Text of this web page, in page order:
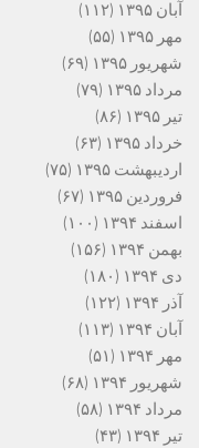
آبان ۱۳۹۵
(۱۱۲)
مهر ۱۳۹۵
(۵۵)
شهریور ۱۳۹۵
(۶۹)
مرداد ۱۳۹۵
(۷۹)
تیر ۱۳۹۵
(۸۶)
خرداد ۱۳۹۵
(۶۳)
اردیبهشت ۱۳۹۵
(۷۵)
فروردین ۱۳۹۵
(۶۷)
اسفند ۱۳۹۴
(۱۰۰)
بهمن ۱۳۹۴
(۱۵۶)
دی ۱۳۹۴
(۱۸۰)
آذر ۱۳۹۴
(۱۲۲)
آبان ۱۳۹۴
(۱۱۳)
مهر ۱۳۹۴
(۵۱)
شهریور ۱۳۹۴
(۶۸)
مرداد ۱۳۹۴
(۵۸)
تیر ۱۳۹۴
(۴۳)